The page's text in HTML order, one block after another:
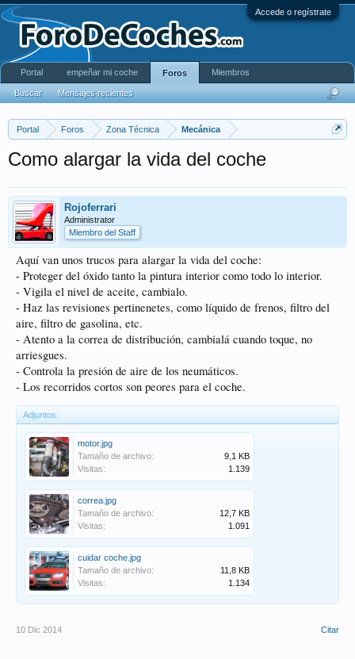
Accede o regístrate
Portal Foros Zona Técnica Mecánica
Como alargar la vida del coche
Rojoferrari
Administrator
Miembro del Staff
Aquí van unos trucos para alargar la vida del coche:
- Proteger del óxido tanto la pintura interior como todo lo interior.
- Vigila el nivel de aceite, cambialo.
- Haz las revisiones pertinenetes, como líquido de frenos, filtro del
aire, filtro de gasolina, etc.
- Atento a la correa de distribución, cambialá cuando toque, no
arriesgues.
- Controla la presión de aire de los neumáticos.
- Los recorridos cortos son peores para el coche.
Adjuntos:
motor.jpg
Tamaño de archivo:
9,1 KB
Visitas:
1.139
correa.jpg
Tamaño de archivo:
12,7 KB
Visitas:
1.091
cuidar coche.jpg
Tamaño de archivo:
11,8 KB
Visitas:
1.134
10 Dic 2014 Citar
Portal empeñar mi coche Foros
Buscar Mensajes recientes
Miembros